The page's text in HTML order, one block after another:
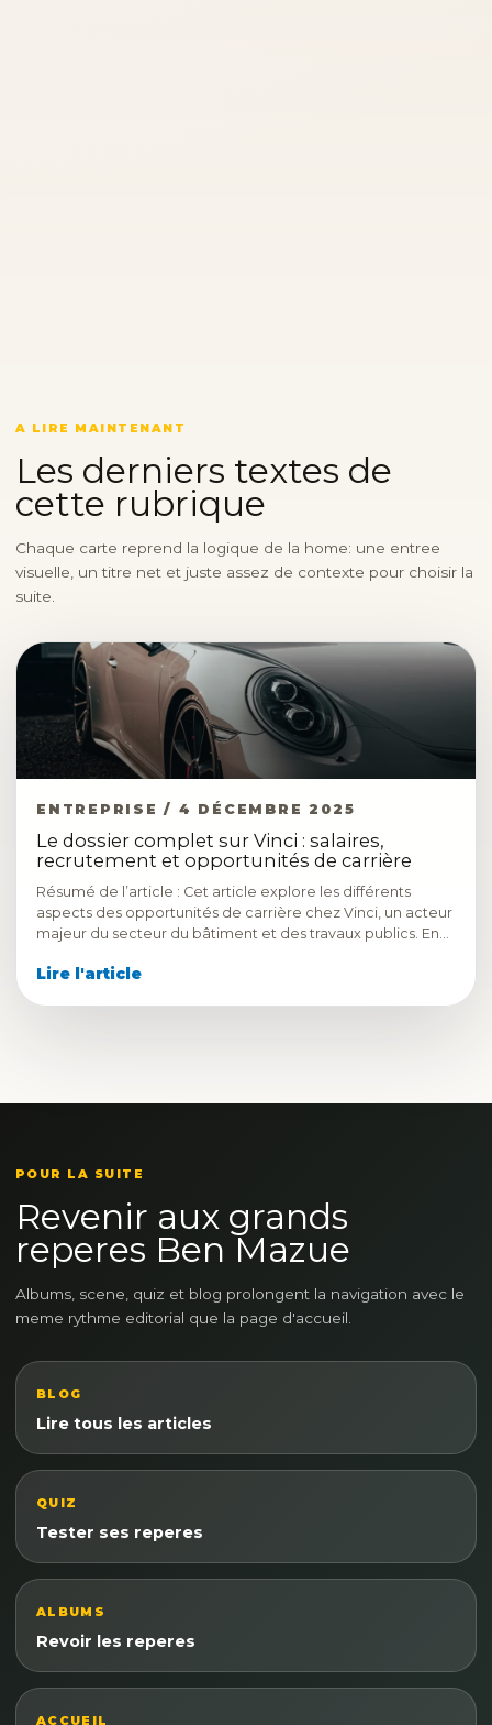
A LIRE MAINTENANT
Les derniers textes de
cette rubrique
Chaque carte reprend la logique de la home: une entree
visuelle, un titre net et juste assez de contexte pour choisir la
suite.
ENTREPRISE / 4 DÉCEMBRE 2025
Le dossier complet sur Vinci : salaires,
recrutement et opportunités de carrière
Résumé de l’article : Cet article explore les différents
aspects des opportunités de carrière chez Vinci, un acteur
majeur du secteur du bâtiment et des travaux publics. En…
Lire l'article
POUR LA SUITE
Revenir aux grands
reperes Ben Mazue
Albums, scene, quiz et blog prolongent la navigation avec le
meme rythme editorial que la page d'accueil.
BLOG
Lire tous les articles
QUIZ
Tester ses reperes
ALBUMS
Revoir les reperes
ACCUEIL